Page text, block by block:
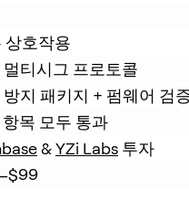
호작용
멀티시그 프로토콜
방지 패키지 + 펌웨어 검
항목 모두 통과
& YZi Labs 투자